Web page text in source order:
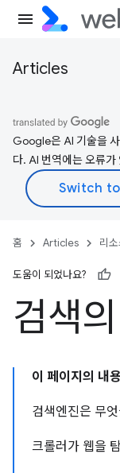
Articles
Google은 AI 기술을
다. AI 번역에는 오류가
홈 Articles 리
도움이 되었나요?
검색
이 페이지의 내용
검색엔진은 무
크롤러가 웹을